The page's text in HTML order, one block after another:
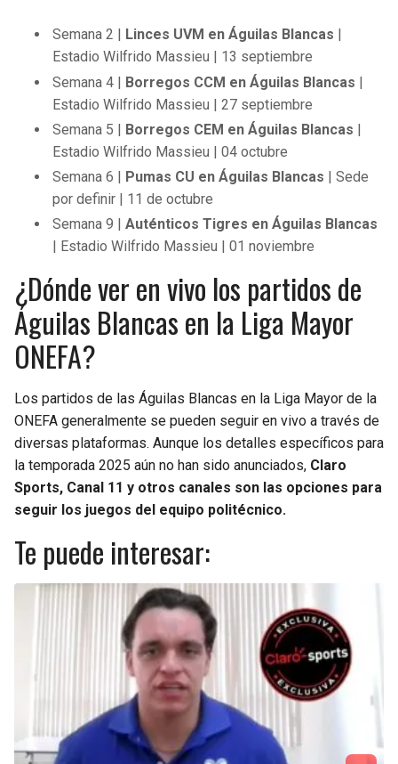
Semana 2 | Linces UVM en Águilas Blancas
Estadio Wilfrido Massieu | 13 septiembre
Semana 4 | Borregos CCM en Águilas Blancas |
Estadio Wilfrido Massieu | 27 septiembre
Semana 5 | Borregos CEM en Águilas Blancas |
Estadio Wilfrido Massieu | 04 octubre
Semana 6 | Pumas CU en Águilas Blancas | Sede
por definir | 11 de octubre
Semana 9 |Auténticos Tigres en Águilas Blancas
| Estadio Wilfrido Massieu | 01 noviembre
¿Dónde ver en vivo los partidos de
Águilas Blancas en la Liga Mayor
ONEFA?
Los partidos de las Águilas Blancas en la Liga Mayor de la
ONEFA generalmente se pueden seguir en vivo a través de
diversas plataformas. Aunque los detalles específicos para
la temporada 2025 aún no han sido anunciados, Claro
Sports, Canal 11 y otros canales son las opciones para
seguir los juegos del equipo politécnico.
Te puede interesar: